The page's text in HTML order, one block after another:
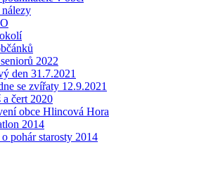
2022
den 31.7.2021
se zvířaty 12.9.2021
čert 2020
obce Hlincová Hora
2014
pohár starosty 2014